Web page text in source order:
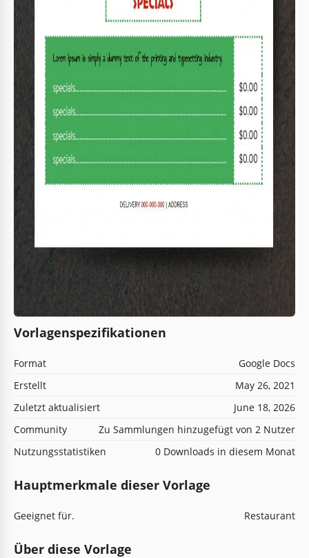
Vorlagenspezifikationen
Format
Google Docs
Erstellt
May 26, 2021
Zuletzt aktualisiert
June 18, 2026
Community
Zu Sammlungen hinzugefügt von 2 Nutzer
Nutzungsstatistiken
0 Downloads in diesem Monat
Hauptmerkmale dieser Vorlage
Geeignet für. Restaurant
Über diese Vorlage